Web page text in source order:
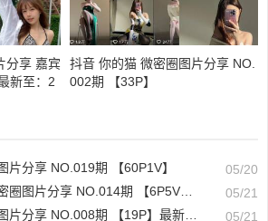
分享 嘉宾
新至：2
抖音 你的猫 微密圈图片分享 NO.
002期 【33P】
片分享 NO.019期 【60P1V】
05/20
享 NO.014期 【6P5V】最新至：2023.8.5
05/21
NO.008期 【19P】最新至：2023.12.06
05/21